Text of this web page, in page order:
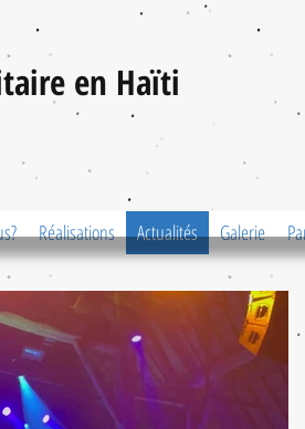
en Haïti
Réalisations Actualités Galerie